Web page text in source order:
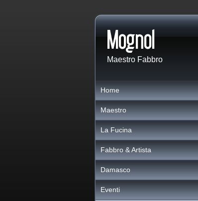
Maestro Fabbro
Home
Maestro
La Fucina
Fabbro & Artista
Damasco
Eventi